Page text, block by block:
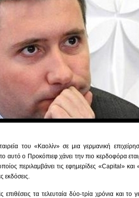
του «Καολίν» σε μια γερμανική
ο Προκόπιεφ χάνει την πιο κερδοφόρα
περιλαμβάνει τις εφημερίδες «Capital»
εκδόσεις.
τα τελευταία δύο-τρία χρόνια και το